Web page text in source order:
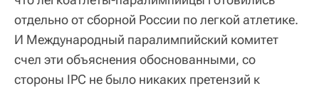
отдельно от сборной России по легкой атлетике.
И Международный паралимпийский комитет
счел эти объяснения обоснованными, со
стороны IPC не было никаких претензий к